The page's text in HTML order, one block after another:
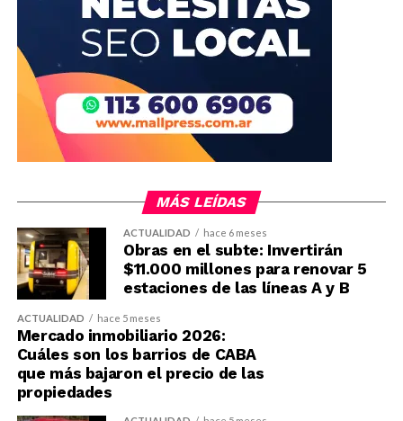
MÁS LEÍDAS
ACTUALIDAD hace 6 meses
Obras en el subte: Invertirán
$11.000 millones para renovar 5
estaciones de las líneas A y B
ACTUALIDAD hace 5 meses
Mercado inmobiliario 2026:
Cuáles son los barrios de CABA
que más bajaron el precio de las
propiedades